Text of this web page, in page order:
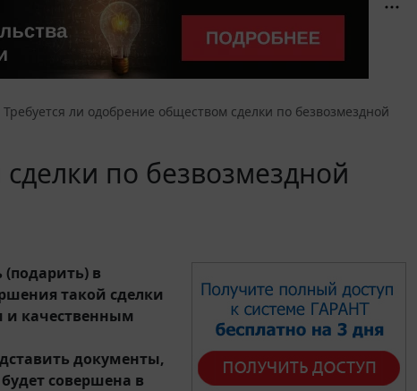
Требуется ли одобрение обществом сделки по безвозмездной
по безвозмездной
в
такой сделки
и качественным
документы,
совершена в